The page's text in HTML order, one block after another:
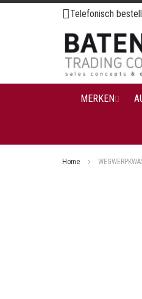
Ga
naar
de
inhoud
Telefonisch
MERKEN
Home